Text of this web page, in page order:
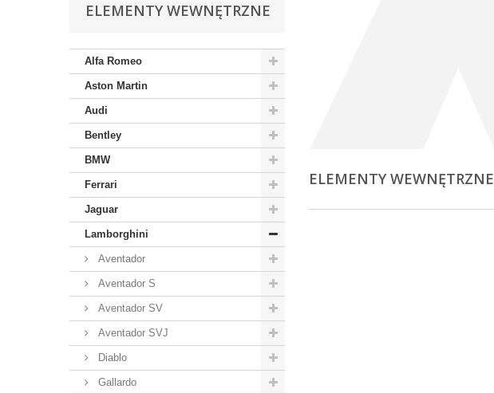
ELEMENTY WEWNĘTRZNE
Alfa Romeo
Aston Martin
Audi
Bentley
BMW
Ferrari
Jaguar
Lamborghini
Aventador
Aventador S
Aventador SV
Aventador SVJ
Diablo
Gallardo
ELEMENTY WEWNĘTRZNE